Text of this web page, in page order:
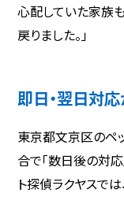
心配していた家族
戻りました。」
即日・翌日対
東京都文京区のペ
合で「数日後の対
ト探偵ラクヤスで